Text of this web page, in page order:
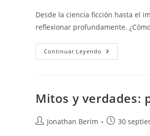
la
entrada:
Desde la ciencia ficción hasta el
reflexionar profundamente.
Continuar Leyendo La
Paradoja
Mitos y verdades:
AutorJonathan Berim
Entrada
30